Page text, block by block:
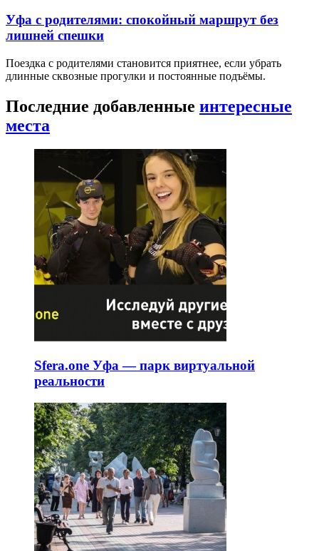
Уфа с родителями: спокойный маршрут без
лишней спешки
Поездка с родителями становится приятнее, если убрать
длинные сквозные прогулки и постоянные подъёмы.
Последние добавленные интересные
места
Sfera.one Уфа — парк виртуальной
реальности